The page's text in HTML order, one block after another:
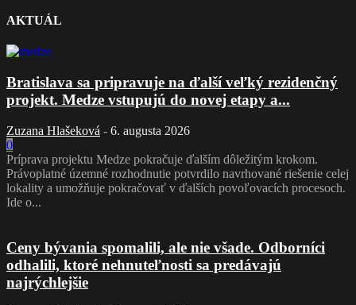
AKTUÁL
Bratislava sa pripravuje na ďalší veľký rezidenčný
projekt. Medze vstupujú do novej etapy a...
Zuzana Hlašeková - 6. augusta 2026
0
Príprava projektu Medze pokračuje ďalším dôležitým krokom.
Právoplatné územné rozhodnutie potvrdilo navrhované riešenie celej
lokality a umožňuje pokračovať v ďalších povoľovacích procesoch.
Ide o...
Ceny bývania spomalili, ale nie všade. Odborníci
odhalili, ktoré nehnuteľnosti sa predávajú
najrýchlejšie